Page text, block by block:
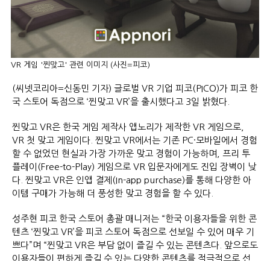
VR 게임 '찐맞고' 관련 이미지 (사진=피코)
(씨넷코리아=신동민 기자) 글로벌 VR 기업 피코(PICO)가 피코 한
국 스토어 독점으로 ‘찐맞고 VR’을 출시했다고 3일 밝혔다.
찐맞고 VR은 한국 게임 제작사 앱노리가 제작한 VR 게임으로,
VR 첫 맞고 게임이다. 찐맞고 VR에서는 기존 PC·모바일에서 경험
할 수 없었던 현실과 가장 가까운 맞고 경험이 가능하며, 프리 투
플레이(Free-to-Play) 게임으로 VR 입문자에게도 진입 장벽이 낮
다. 찐맞고 VR은 인앱 결제(In-app purchase)를 통해 다양한 아
이템 구매가 가능해 더 풍성한 맞고 경험을 할 수 있다.
성주현 피코 한국 스토어 총괄 매니저는 “한국 이용자들을 위한 콘
텐츠 ‘찐맞고 VR’을 피코 스토어 독점으로 선보일 수 있어 매우 기
쁘다”며 “찐맞고 VR은 부담 없이 즐길 수 있는 콘텐츠다. 앞으로도
이용자들이 편하게 즐길 수 있는 다양한 콘텐츠를 적극적으로 선